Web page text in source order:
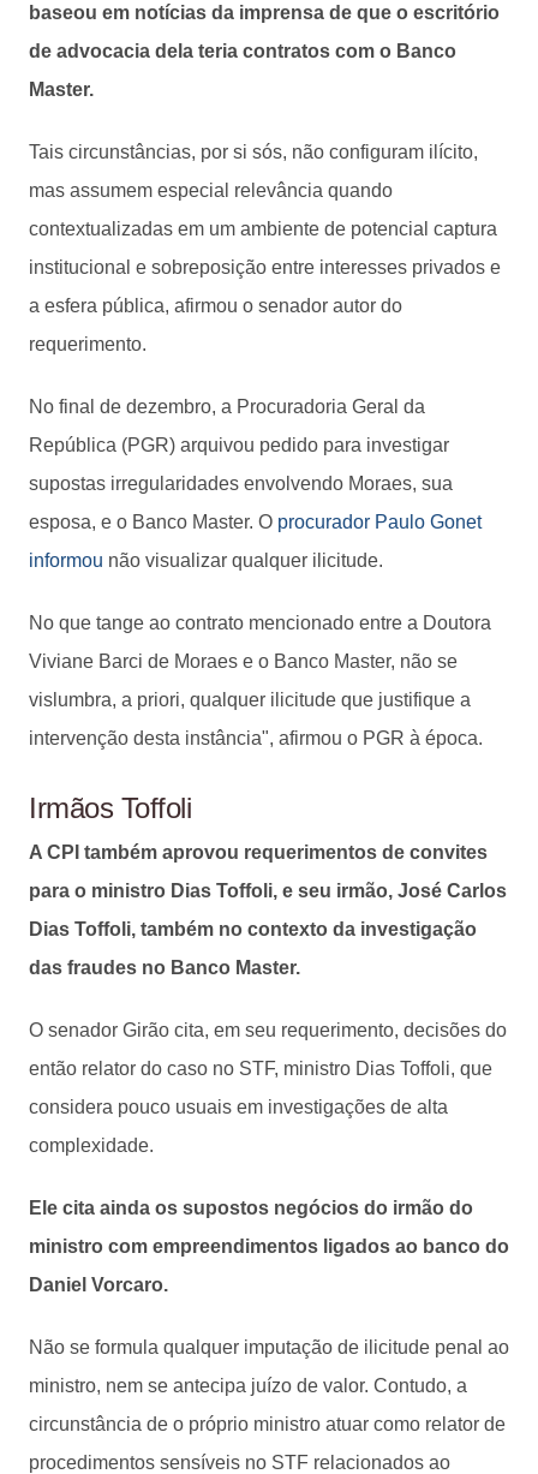
baseou em notícias da imprensa de que o escritório
de advocacia dela teria contratos com o Banco
Master.
Tais circunstâncias, por si sós, não configuram ilícito,
mas assumem especial relevância quando
contextualizadas em um ambiente de potencial captura
institucional e sobreposição entre interesses privados e
a esfera pública, afirmou o senador autor do
requerimento.
No final de dezembro, a Procuradoria Geral da
República (PGR) arquivou pedido para investigar
supostas irregularidades envolvendo Moraes, sua
esposa, e o Banco Master. O procurador Paulo Gonet
informou não visualizar qualquer ilicitude.
No que tange ao contrato mencionado entre a Doutora
Viviane Barci de Moraes e o Banco Master, não se
vislumbra, a priori, qualquer ilicitude que justifique a
intervenção desta instância", afirmou o PGR à época.
Irmãos Toffoli
A CPI também aprovou requerimentos de convites
para o ministro Dias Toffoli, e seu irmão, José Carlos
Dias Toffoli, também no contexto da investigação
das fraudes no Banco Master.
O senador Girão cita, em seu requerimento, decisões do
então relator do caso no STF, ministro Dias Toffoli, que
considera pouco usuais em investigações de alta
complexidade.
Ele cita ainda os supostos negócios do irmão do
ministro com empreendimentos ligados ao banco do
Daniel Vorcaro.
Não se formula qualquer imputação de ilicitude penal ao
ministro, nem se antecipa juízo de valor. Contudo, a
circunstância de o próprio ministro atuar como relator de
procedimentos sensíveis no STF relacionados ao